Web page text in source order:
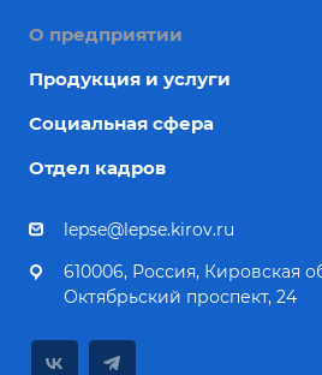
О предприятии
Продукция и услуги
Социальная сфера
Отдел кадров
lepse@lepse.kirov.ru
610006, Россия, Кировская
Октябрьский проспект, 24